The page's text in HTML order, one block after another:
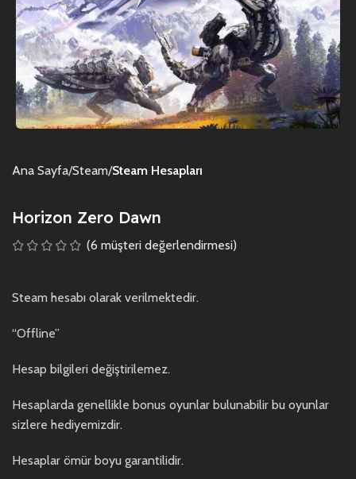
Ana Sayfa Steam Steam Hesapları
Horizon Zero Dawn
(6 müşteri değerlendirmesi)
Steam hesabı olarak verilmektedir.
“Offline”
Hesap bilgileri değiştirilemez.
Hesaplarda genellikle bonus oyunlar bulunabilir bu oyunlar
sizlere hediyemizdir.
Hesaplar ömür boyu garantilidir.